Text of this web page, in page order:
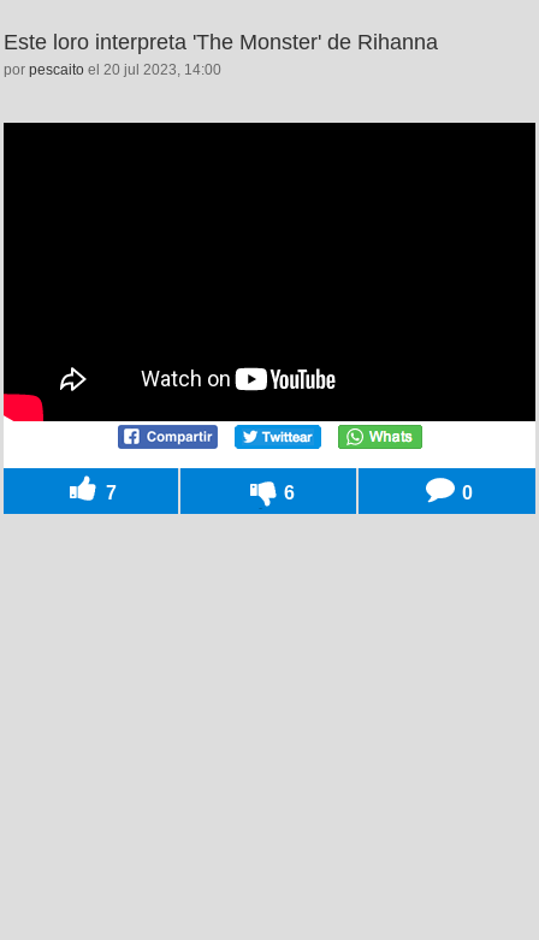
Este loro interpreta 'The Monster' de Rihanna
por pescaito el 20 jul 2023, 14:00
7 6 0